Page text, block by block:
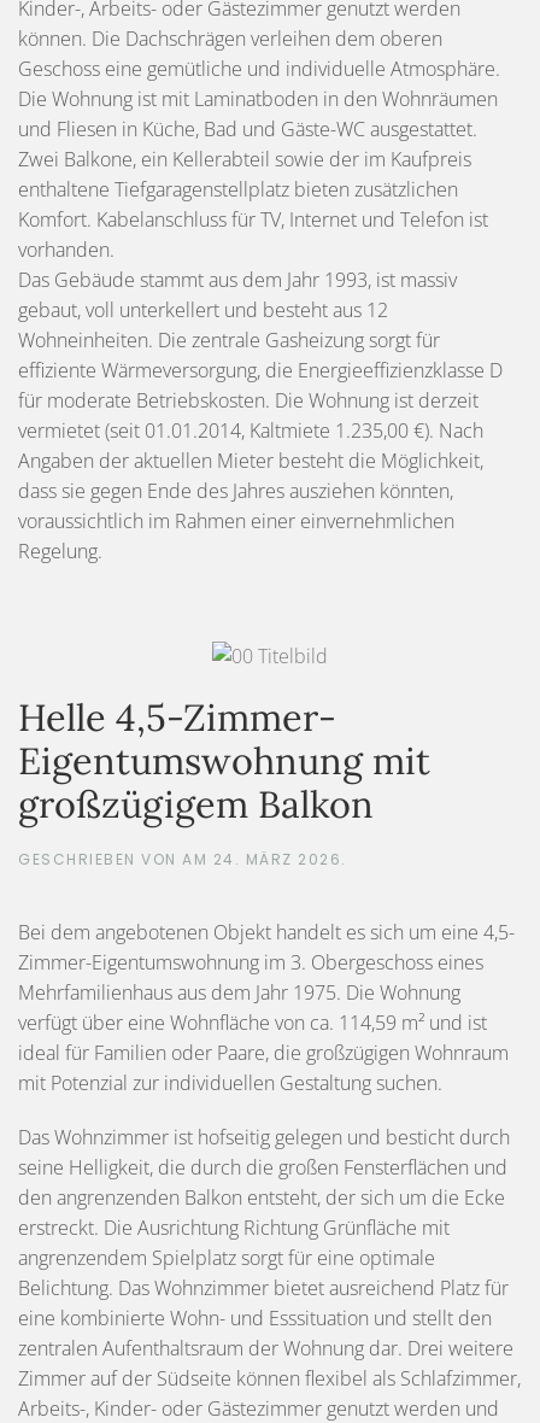
Kinder-, Arbeits- oder Gästezimmer genutzt werden
können. Die Dachschrägen verleihen dem oberen
Geschoss eine gemütliche und individuelle Atmosphäre.
Die Wohnung ist mit Laminatboden in den Wohnräumen
und Fliesen in Küche, Bad und Gäste-WC ausgestattet.
Zwei Balkone, ein Kellerabteil sowie der im Kaufpreis
enthaltene Tiefgaragenstellplatz bieten zusätzlichen
Komfort. Kabelanschluss für TV, Internet und Telefon ist
vorhanden.
Das Gebäude stammt aus dem Jahr 1993, ist massiv
gebaut, voll unterkellert und besteht aus 12
Wohneinheiten. Die zentrale Gasheizung sorgt für
effiziente Wärmeversorgung, die Energieeffizienzklasse D
für moderate Betriebskosten. Die Wohnung ist derzeit
vermietet (seit 01.01.2014, Kaltmiete 1.235,00 €). Nach
Angaben der aktuellen Mieter besteht die Möglichkeit,
dass sie gegen Ende des Jahres ausziehen könnten,
voraussichtlich im Rahmen einer einvernehmlichen
Regelung.
Helle 4,5-Zimmer-
Eigentumswohnung mit
großzügigem Balkon
GESCHRIEBEN VON AM 24. MÄRZ 2026.
Bei dem angebotenen Objekt handelt es sich um eine 4,5-
Zimmer-Eigentumswohnung im 3. Obergeschoss eines
Mehrfamilienhaus aus dem Jahr 1975. Die Wohnung
verfügt über eine Wohnfläche von ca. 114,59 m² und ist
ideal für Familien oder Paare, die großzügigen Wohnraum
mit Potenzial zur individuellen Gestaltung suchen.
Das Wohnzimmer ist hofseitig gelegen und besticht durch
seine Helligkeit, die durch die großen Fensterflächen und
den angrenzenden Balkon entsteht, der sich um die Ecke
erstreckt. Die Ausrichtung Richtung Grünfläche mit
angrenzendem Spielplatz sorgt für eine optimale
Belichtung. Das Wohnzimmer bietet ausreichend Platz für
eine kombinierte Wohn- und Esssituation und stellt den
zentralen Aufenthaltsraum der Wohnung dar. Drei weitere
Zimmer auf der Südseite können flexibel als Schlafzimmer,
Arbeits-, Kinder- oder Gästezimmer genutzt werden und